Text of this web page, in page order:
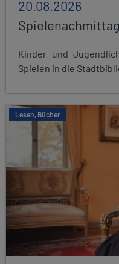
20.08.2026
Kinder und
Spielen in die
Lesen, Bücher